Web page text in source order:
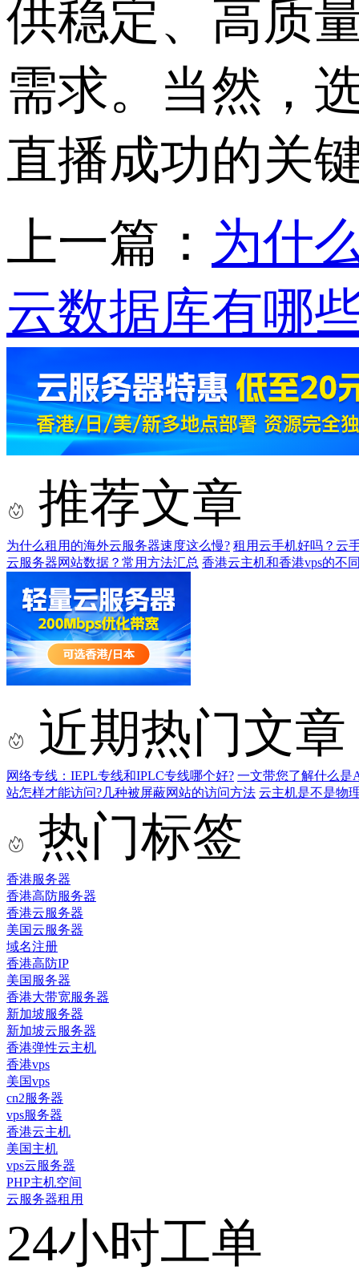
供稳定、高质
需求。当然，
直播成功的关
上一篇： 为什
云数据库有哪
推荐文章
为什么租用的海外云服务器速度这么慢? 租用云手机好吗？云
云服务器网站数据？常用方法汇总 香港云主机和香港vps的不
近期热门文章
网络专线：IEPL专线和IPLC专线哪个好? 一文带您了解什么是
站怎样才能访问?几种被屏蔽网站的访问方法 云主机是不是物
热门标签
香港服务器
香港高防服务器
香港云服务器
美国云服务器
域名注册
香港高防IP
美国服务器
香港大带宽服务器
新加坡服务器
新加坡云服务器
香港弹性云主机
香港vps
美国vps
cn2服务器
vps服务器
香港云主机
美国主机
vps云服务器
PHP主机空间
云服务器租用
24小时工单